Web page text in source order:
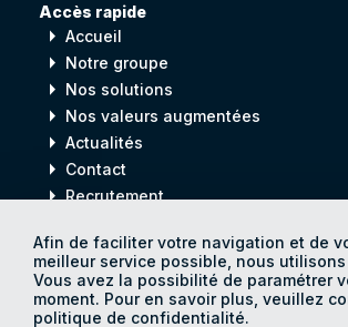
Afin de faciliter votre navigation et de
meilleur service possible, nous
Vous avez la possibilité de paramétrer
moment. Pour en savoir plus, veuillez
politique de confidentialité.
Accès rapide
arrow_right Accueil
arrow_right Notre groupe
arrow_right Nos solutions
arrow_right Nos valeurs augmentées
arrow_right Actualités
arrow_right Contact
arrow_rightRecrutement
Digitalprocess
for Human